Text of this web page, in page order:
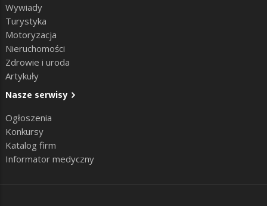
Wywiady
Turystyka
Motoryzacja
Nieruchomości
Zdrowie i uroda
Artykuły
Nasze serwisy
Ogłoszenia
Konkursy
Katalog firm
Informator medyczny